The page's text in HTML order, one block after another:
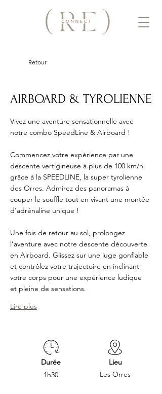
Retour
AIRBOARD & TYROLIENNE
Vivez une aventure sensationnelle avec
notre combo SpeedLine & Airboard !
Commencez votre expérience par une
descente vertigineuse à plus de 100 km/h
grâce à la SPEEDLINE, la super tyrolienne
des Orres. Admirez des panoramas à
couper le souffle tout en vivant une montée
d'adrénaline unique !
Une fois de retour au sol, prolongez
l’aventure avec notre descente découverte
en Airboard. Glissez sur une luge gonflable
et contrôlez votre trajectoire en inclinant
votre corps pour une expérience ludique
et pleine de sensations.
Lire plus
Durée
1h30
Lieu
Les Orres